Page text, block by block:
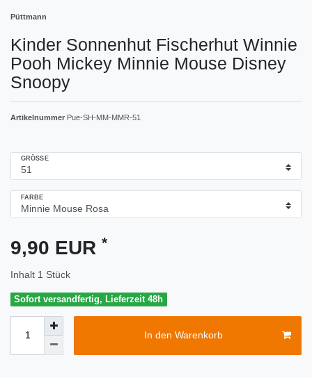
Püttmann
Kinder Sonnenhut Fischerhut Winnie
Pooh Mickey Minnie Mouse Disney
Snoopy
Artikelnummer Pue-SH-MM-MMR-51
GRÖSSE
FARBE
9,90 EUR *
Inhalt 1 Stück
Sofort versandfertig, Lieferzeit 48h
In den Warenkorb